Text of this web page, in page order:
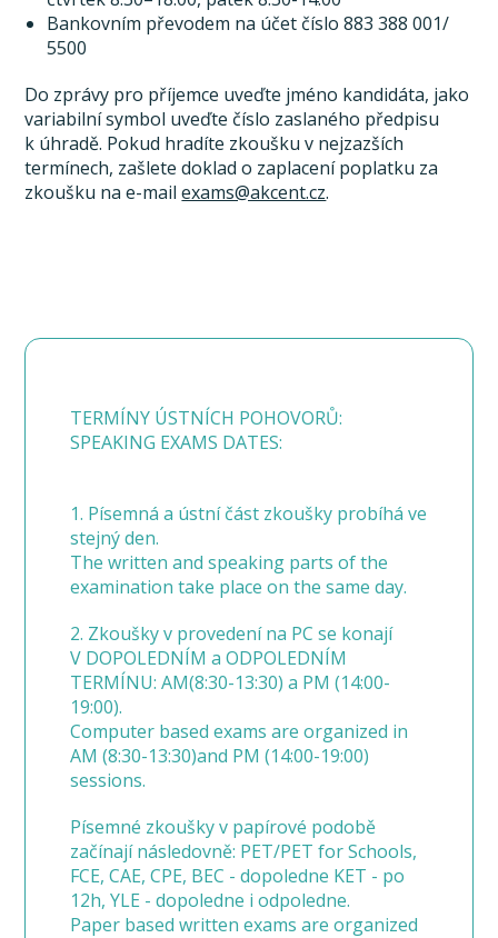
Bankovním převodem na účet číslo 883 388 001/
5500
Do zprávy pro příjemce uveďte jméno kandidáta, jako
variabilní symbol uveďte číslo zaslaného předpisu
k úhradě. Pokud hradíte zkoušku v nejzazších
termínech, zašlete doklad o zaplacení poplatku za
zkoušku na e-mailexams@akcent.cz.
TERMÍNY ÚSTNÍCH POHOVORŮ:
SPEAKING EXAMS DATES:
1. Písemná a ústní část zkoušky probíhá ve
stejný den.
The written and speaking parts of the
examination take place on the same day.
2. Zkoušky v provedení na PC se konají
V DOPOLEDNÍM a ODPOLEDNÍM
TERMÍNU: AM(8:30-13:30) a PM (14:00-
19:00).
Computer based exams are organized in
AM (8:30-13:30)and PM (14:00-19:00)
sessions.
Písemné zkoušky v papírové podobě
začínají následovně: PET/PET for Schools,
FCE, CAE, CPE, BEC - dopoledne KET - po
12h, YLE - dopoledne i odpoledne.
Paper based written exams are organized